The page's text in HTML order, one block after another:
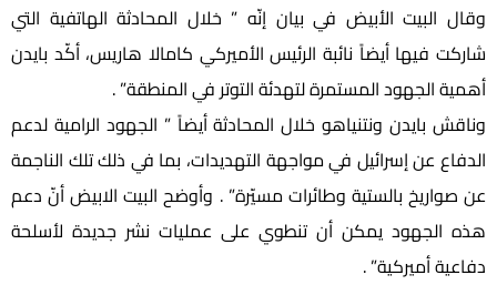
وقال البيت الأبيض في بيان إنّه ” خلال المحادثة الهاتفية التي
شاركت فيها أيضاً نائبة الرئيس الأميركي كامالا هاريس، أكّد بايدن
أهمية الجهود المستمرة لتهدئة التوتر في المنطقة” .
وناقش بايدن ونتنياهو خلال المحادثة أيضاً ” الجهود الرامية لدعم
الدفاع عن إسرائيل في مواجهة التهديدات، بما في ذلك تلك الناجمة
عن صواريخ بالستية وطائرات مسيّرة” . وأوضح البيت الابيض أنّ دعم
هذه الجهود يمكن أن تنطوي على عمليات نشر جديدة لأسلحة
دفاعية أميركية” .